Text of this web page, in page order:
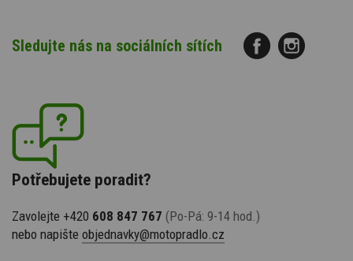
Sledujte nás na sociálních sítích
Potřebujete poradit?
Zavolejte +420 608 847 767 (Po-Pá: 9-14 hod.)
nebo napište objednavky@motopradlo.cz